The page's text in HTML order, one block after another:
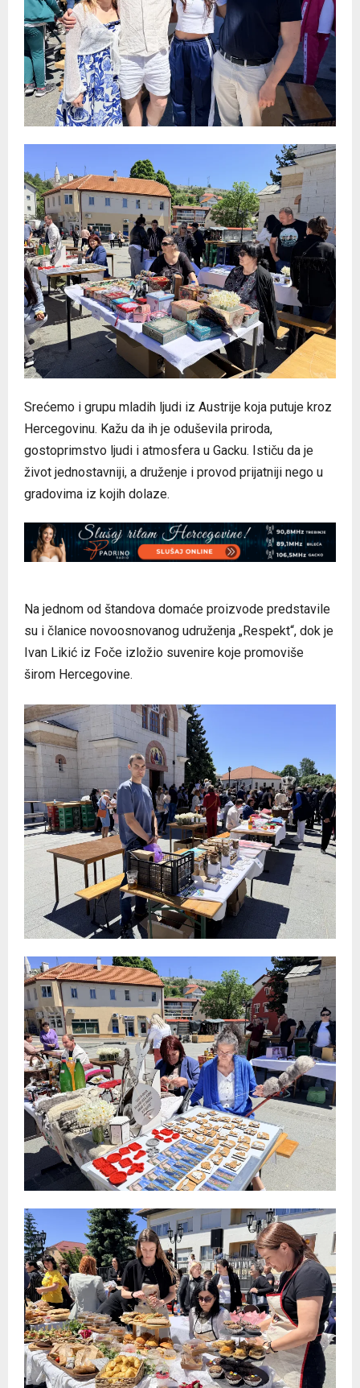
Srećemo i grupu mladih ljudi iz Austrije koja putuje kroz
Hercegovinu. Kažu da ih je oduševila priroda,
gostoprimstvo ljudi i atmosfera u Gacku. Ističu da je
život jednostavniji, a druženje i provod prijatniji nego u
gradovima iz kojih dolaze.
Na jednom od štandova domaće proizvode predstavile
su i članice novoosnovanog udruženja „Respekt“, dok je
Ivan Likić iz Foče izložio suvenire koje promoviše
širom Hercegovine.